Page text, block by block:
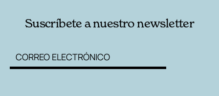
Suscríbete a nuestro newsletter